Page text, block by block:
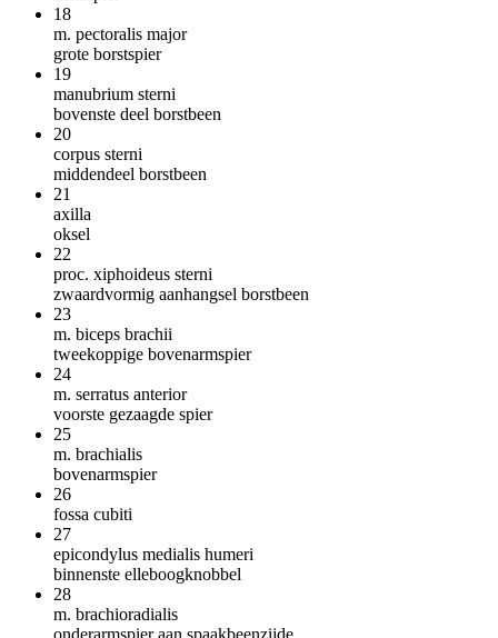
18
m. pectoralis major
grote borstspier
19
manubrium sterni
bovenste deel borstbeen
20
corpus sterni
middendeel borstbeen
21
axilla
oksel
22
proc. xiphoideus sterni
zwaardvormig aanhangsel borstbeen
23
m. biceps brachii
tweekoppige bovenarmspier
24
m. serratus anterior
voorste gezaagde spier
25
m. brachialis
bovenarmspier
26
fossa cubiti
27
epicondylus medialis humeri
binnenste elleboogknobbel
28
m. brachioradialis